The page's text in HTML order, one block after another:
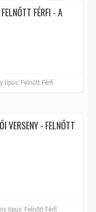
FÉRFI - A
típus: Felnőtt Férfi
VERSENY - FELNŐTT
típus: Felnőtt Férfi